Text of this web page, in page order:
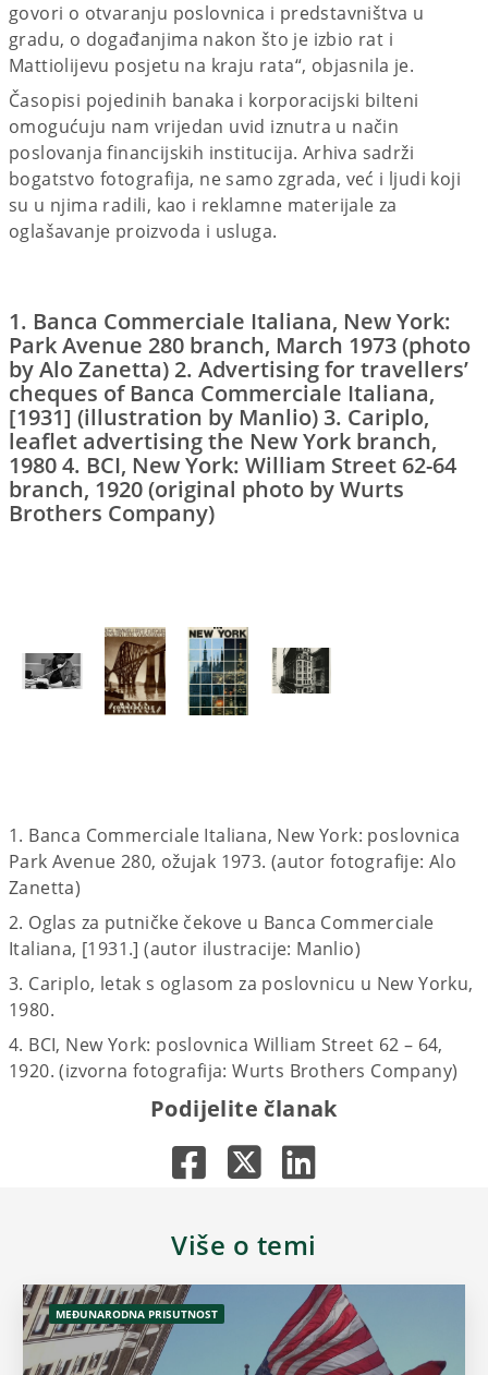
govori o otvaranju poslovnica i predstavništva u
gradu, o događanjima nakon što je izbio rat i
Mattiolijevu posjetu na kraju rata“, objasnila je.
Časopisi pojedinih banaka i korporacijski bilteni
omogućuju nam vrijedan uvid iznutra u način
poslovanja financijskih institucija. Arhiva sadrži
bogatstvo fotografija, ne samo zgrada, već i ljudi koji
su u njima radili, kao i reklamne materijale za
oglašavanje proizvoda i usluga.
1. Banca Commerciale Italiana, New York:
Park Avenue 280 branch, March 1973 (photo
by Alo Zanetta) 2. Advertising for travellers’
cheques of Banca Commerciale Italiana,
[1931] (illustration by Manlio) 3. Cariplo,
leaflet advertising the New York branch,
1980 4. BCI, New York: William Street 62-64
branch, 1920 (original photo by Wurts
Brothers Company)
1. Banca Commerciale Italiana, New York: poslovnica
Park Avenue 280, ožujak 1973. (autor fotografije: Alo
Zanetta)
2. Oglas za putničke čekove u Banca Commerciale
Italiana, [1931.] (autor ilustracije: Manlio)
3. Cariplo, letak s oglasom za poslovnicu u New Yorku,
1980.
4. BCI, New York: poslovnica William Street 62 – 64,
1920. (izvorna fotografija: Wurts Brothers Company)
Podijelite članak
Više o temi
MEĐUNARODNA PRISUTNOST